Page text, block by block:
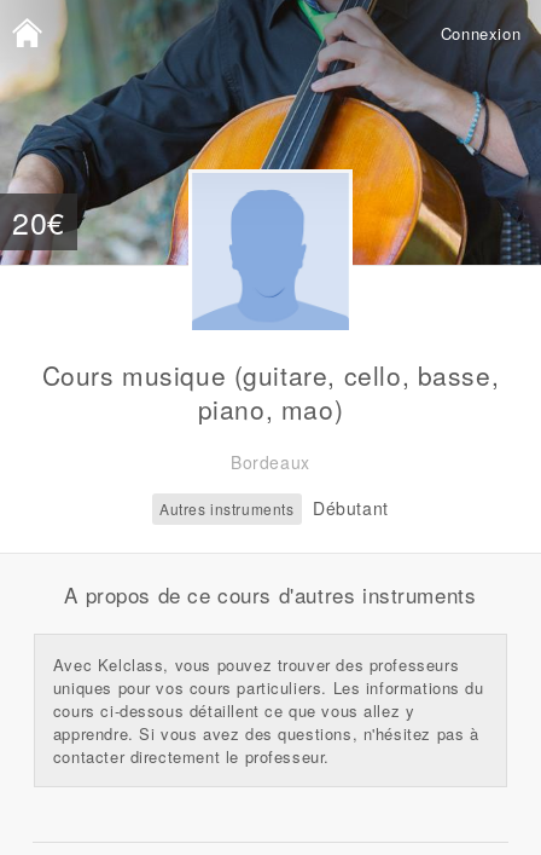
Connexion
20€
Cours musique (guitare, cello, basse,
piano, mao)
Bordeaux
Autres instruments Débutant
A propos de ce cours d'autres instruments
Avec Kelclass, vous pouvez trouver des professeurs
uniques pour vos cours particuliers. Les informations du
cours ci-dessous détaillent ce que vous allez y
apprendre. Si vous avez des questions, n'hésitez pas à
contacter directement le professeur.